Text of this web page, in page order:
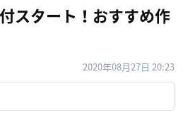
スタート！おすすめ作
2020年08月27日 20:23